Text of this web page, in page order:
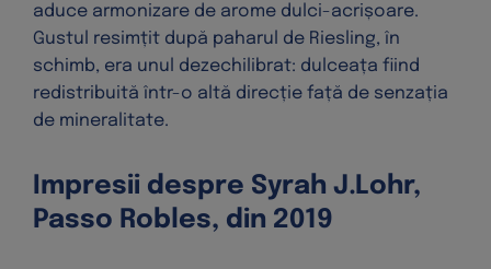
aduce armonizare de arome dulci-acrișoare.
Gustul resimțit după paharul de Riesling, în
schimb, era unul dezechilibrat: dulceața fiind
redistribuită într-o altă direcție față de senzația
de mineralitate.
Impresii despre Syrah J.Lohr,
Passo Robles, din 2019